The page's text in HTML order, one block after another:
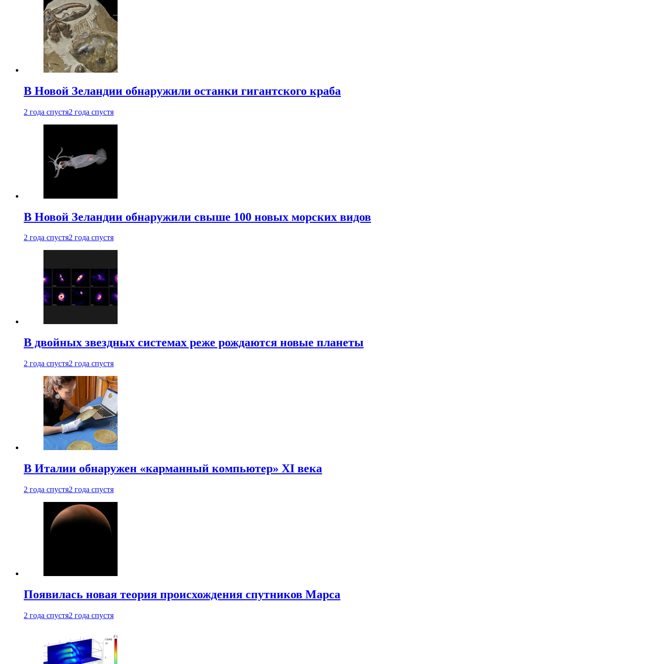
В Новой Зеландии обнаружили останки гигантского краба
2 года спустя2 года спустя
В Новой Зеландии обнаружили свыше 100 новых морских видов
2 года спустя2 года спустя
В двойных звездных системах реже рождаются новые планеты
2 года спустя2 года спустя
В Италии обнаружен «карманный компьютер» XI века
2 года спустя2 года спустя
Появилась новая теория происхождения спутников Марса
2 года спустя2 года спустя